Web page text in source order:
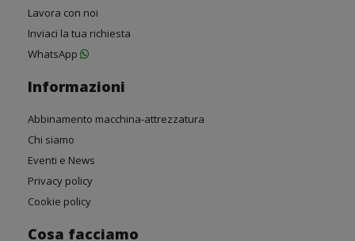
Cosa facciamo
Lavora con noi
Inviaci la tua richiesta
WhatsApp
Informazioni
Abbinamento macchina-attrezzatura
Chi siamo
Eventi e News
Privacy policy
Cookie policy